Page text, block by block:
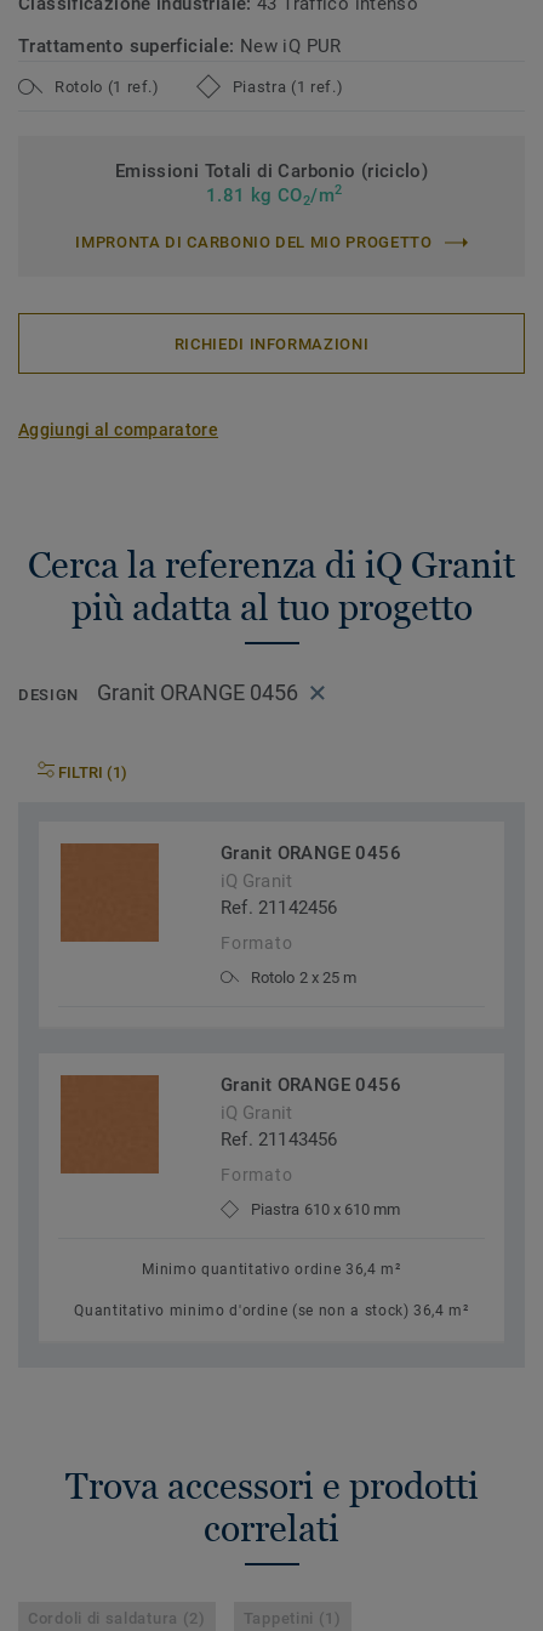
Trattamento superficiale: New iQ PUR
Rotolo (1 ref.) Piastra (1 ref.)
Emissioni Totali di Carbonio (riciclo)
1.81 kg CO2/m2
IMPRONTA DI CARBONIO DEL MIO PROGETTO
RICHIEDI INFORMAZIONI
Aggiungi al comparatore
Cerca la referenza di iQ Granit
più adatta al tuo progetto
DESIGN Granit ORANGE 0456
FILTRI (1)
Granit ORANGE 0456
iQ Granit
Ref. 21142456
Formato
Rotolo 2 x 25 m
Granit ORANGE 0456
iQ Granit
Ref. 21143456
Formato
Piastra 610 x 610 mm
Minimo quantitativo ordine 36,4 m²
Quantitativo minimo d'ordine (se non a stock) 36,4 m²
Trova accessori e prodotti
correlati
Cordoli di saldatura (2) Tappetini (1)